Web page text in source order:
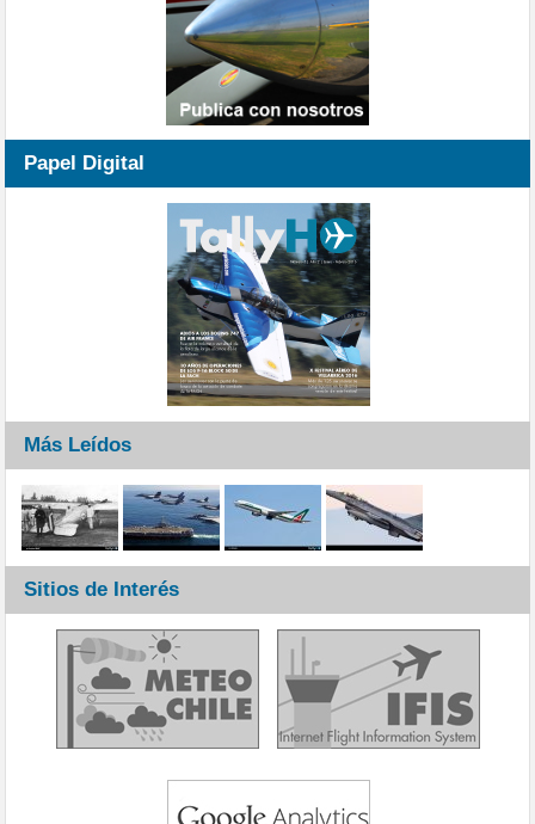
Papel Digital
Más Leídos
Sitios de Interés